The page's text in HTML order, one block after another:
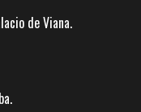
de Viana.